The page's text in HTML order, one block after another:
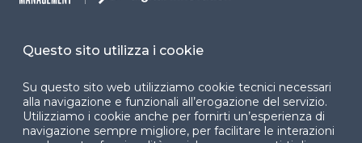
Cookie Center
Facebook LinkedIn
Questo sito utilizza i cookie
Su questo sito web utilizziamo cookie tecnici necessari
alla navigazione e funzionali all’erogazione del servizio.
Utilizziamo i cookie anche per fornirti un’esperienza di
navigazione sempre migliore, per facilitare le interazioni